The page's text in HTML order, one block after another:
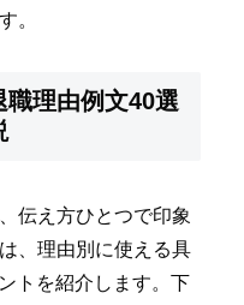
。
理由例文40選
伝え方ひとつで印象
、理由別に使える具
トを紹介します。下